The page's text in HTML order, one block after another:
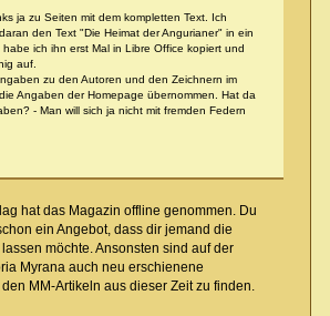
ja zu Seiten mit dem kompletten Text. Ich
den Text "Die Heimat der Angurianer" in ein
ich ihn erst Mal in Libre Office kopiert und
auf.
zu den Autoren und den Zeichnern im
Angaben der Homepage übernommen. Hat da
- Man will sich ja nicht mit fremden Federn
hat das Magazin offline genommen. Du
ein Angebot, dass dir jemand die
möchte. Ansonsten sind auf der
Myrana auch neu erschienene
MM-Artikeln aus dieser Zeit zu finden.